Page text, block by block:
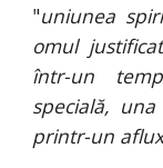
"uniunea
omul
într-un
specială,
printr-un